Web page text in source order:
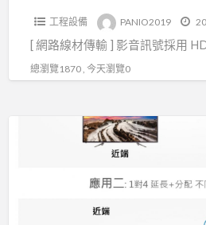
CH4430)
工程設備 PANIO2019
[ 網路線材傳輸 ] 影音訊號採用
總瀏覽1870 , 今天瀏覽0